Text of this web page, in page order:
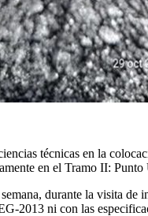
técnicas en la
en el Tramo II:
durante la visita de
2013 ni con las